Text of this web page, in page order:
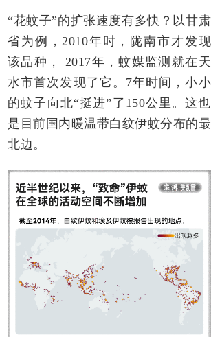
“花蚊子”的扩张速度有多快？以甘肃
省为例，2010年时，陇南市才发现
该品种， 2017年，蚊媒监测就在天
水市首次发现了它。7年时间，小小
的蚊子向北“挺进”了150公里。这也
是目前国内暖温带白纹伊蚊分布的最
北边。